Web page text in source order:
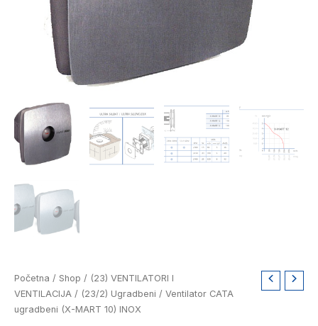
Početna / Shop / (23) VENTILATORI I
VENTILACIJA / (23/2) Ugradbeni / Ventilator CATA
ugradbeni (X-MART 10) INOX
Ventilator
CATA
ugradbeni